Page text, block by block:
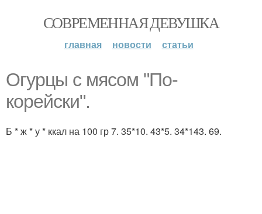
СОВРЕМЕННАЯ ДЕВУШКА
главная новости статьи
Огурцы с мясом "По-
корейски".
Б * ж * у * ккал на 100 гр 7. 35*10. 43*5. 34*143. 69.